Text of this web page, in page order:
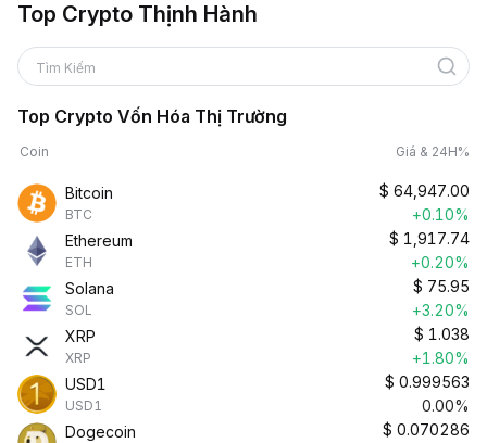
Top Crypto Thịnh Hành
Tìm Kiếm
Top Crypto Vốn Hóa Thị Trường
Coin Giá & 24H%
Bitcoin
BTC
$ 64,947.00
+0.10%
Ethereum
ETH
$ 1,917.74
+0.20%
Solana
SOL
$ 75.95
+3.20%
XRP
XRP
$ 1.038
+1.80%
USD1
USD1
$ 0.999563
0.00%
Dogecoin
$ 0.070286